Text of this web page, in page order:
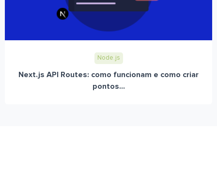
Node.js
Next.js API Routes: como funcionam e como criar
pontos...